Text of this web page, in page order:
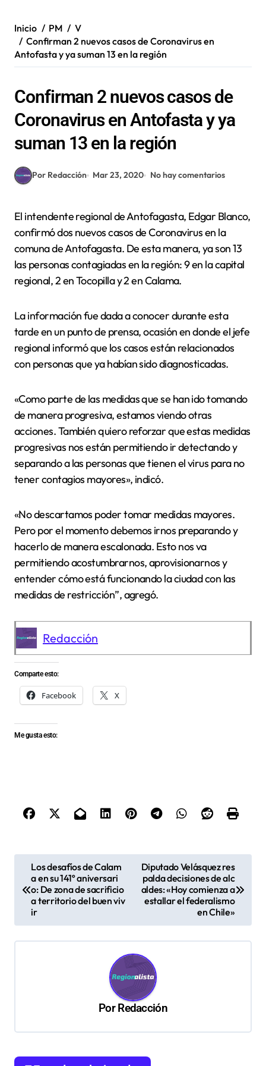
Inicio PM
V
Confirman 2 nuevos casos de Coronavirus en
Antofasta y ya suman 13 en la región
Confirman 2 nuevos casos de
Coronavirus en Antofasta y ya
suman 13 en la región
Por Redacción Mar 23, 2020 No hay comentarios
El intendente regional de Antofagasta, Edgar Blanco,
confirmó dos nuevos casos de Coronavirus en la
comuna de Antofagasta. De esta manera, ya son 13
las personas contagiadas en la región: 9 en la capital
regional, 2 en Tocopilla y 2 en Calama.
La información fue dada a conocer durante esta
tarde en un punto de prensa, ocasión en donde el jefe
regional informó que los casos están relacionados
con personas que ya habían sido diagnosticadas.
«Como parte de las medidas que se han ido tomando
de manera progresiva, estamos viendo otras
acciones. También quiero reforzar que estas medidas
progresivas nos están permitiendo ir detectando y
separando a las personas que tienen el virus para no
tener contagios mayores», indicó.
«No descartamos poder tomar medidas mayores.
Pero por el momento debemos irnos preparando y
hacerlo de manera escalonada. Esto nos va
permitiendo acostumbrarnos, aprovisionarnos y
entender cómo está funcionando la ciudad con las
medidas de restricción”, agregó.
Redacción
Comparte esto:
Facebook X
Me gusta esto:
e
g
d
Los desafíos de Calam
a en su 141º aniversari
o: De zona de sacrificio
a territorio del buen viv
ir
Diputado Velásquez res
palda decisiones de alc
aldes: «Hoy comienza a
estallar el federalismo
en Chile»
PorRedacción